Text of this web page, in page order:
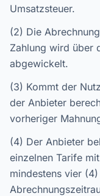
Umsatzsteuer.
(2) Die
Zahlung wird über
abgewickelt.
(3) Kommt der
der Anbieter
vorheriger
(4) Der Anbieter
einzelnen Tarife
mindestens vier